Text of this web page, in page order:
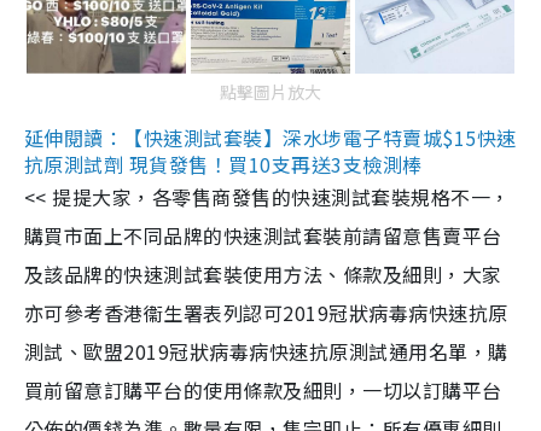
點擊圖片放大
延伸閱讀：【快速測試套裝】深水埗電子特賣城$15快速
抗原測試劑 現貨發售！買10支再送3支檢測棒
<< 提提大家，各零售商發售的快速測試套裝規格不一，
購買市面上不同品牌的快速測試套裝前請留意售賣平台
及該品牌的快速測試套裝使用方法、條款及細則，大家
亦可參考香港衞生署表列認可2019冠狀病毒病快速抗原
測試、歐盟2019冠狀病毒病快速抗原測試通用名單，購
買前留意訂購平台的使用條款及細則，一切以訂購平台